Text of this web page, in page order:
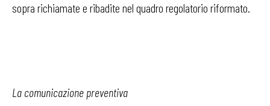
sopra richiamate e ribadite nel quadro regolatorio riformato.
La comunicazione preventiva